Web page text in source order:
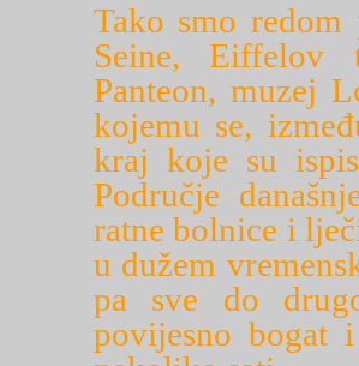
Tako smo
Seine, Eiffelov
Panteon, muzej
kojemu se,
kraj koje su
Područje
ratne bolnice i
u dužem
pa sve do
povijesno bogat